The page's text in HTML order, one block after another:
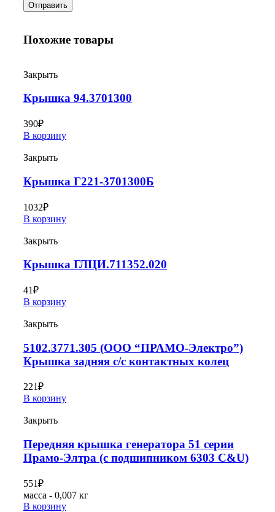
Похожие товары
Закрыть
Крышка 94.3701300
390₽
В корзину
Закрыть
Крышка Г221-3701300Б
1032₽
В корзину
Закрыть
Крышка ГЛЦИ.711352.020
41₽
В корзину
Закрыть
5102.3771.305 (ООО “ПРАМО-Электро”)
Крышка задняя с/с контактных колец
221₽
В корзину
Закрыть
Передняя крышка генератора 51 серии
Прамо-Элтра (с подшипником 6303 C&U)
551₽
масса - 0,007 кг
В корзину